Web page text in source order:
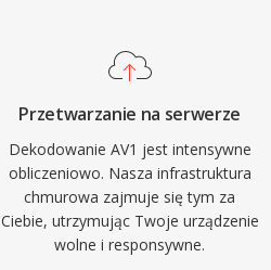
Przetwarzanie na serwerze
Dekodowanie AV1 jest intensywne
obliczeniowo. Nasza infrastruktura
chmurowa zajmuje się tym za
Ciebie, utrzymując Twoje urządzenie
wolne i responsywne.